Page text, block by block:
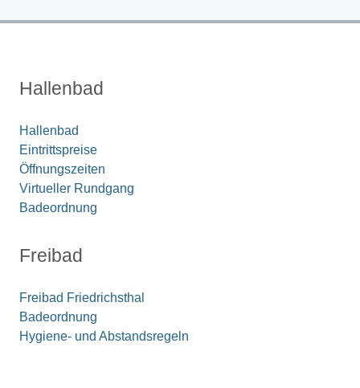
Hallenbad
Hallenbad
Eintrittspreise
Öffnungszeiten
Virtueller Rundgang
Badeordnung
Freibad
Freibad Friedrichsthal
Badeordnung
Hygiene- und Abstandsregeln